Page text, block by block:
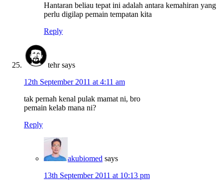
Hantaran beliau tepat ini adalah antara kemahiran yang
perlu digilap pemain tempatan kita
Reply
tehr says
12th September 2011 at 4:11 am
tak pernah kenal pulak mamat ni, bro
pemain kelab mana ni?
Reply
akubiomed says
13th September 2011 at 10:13 pm